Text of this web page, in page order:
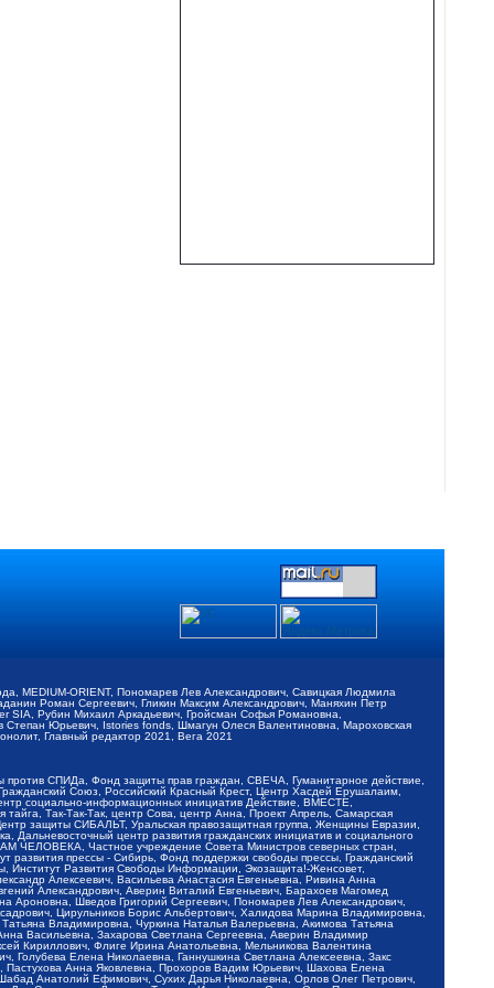
MEDIUM-ORIENT, Пономарев Лев Александрович, Савицкая Людмила
Роман Сергеевич, Гликин Максим Александрович, Маняхин Петр
Рубин Михаил Аркадьевич, Гройсман Софья Романовна,
Юрьевич, Istories fonds, Шмагун Олеся Валентиновна, Мароховская
Главный редактор 2021, Вега 2021
СПИДа, Фонд защиты прав граждан, СВЕЧА, Гуманитарное действие,
Союз, Российский Красный Крест, Центр Хасдей Ерушалаим,
социально-информационных инициатив Действие, ВМЕСТЕ,
Так-Так-Так, центр Сова, центр Анна, Проект Апрель, Самарская
защиты СИБАЛЬТ, Уральская правозащитная группа, Женщины Евразии,
Дальневосточный центр развития гражданских инициатив и социального
ЧЕЛОВЕКА, Частное учреждение Совета Министров северных стран,
прессы - Сибирь, Фонд поддержки свободы прессы, Гражданский
Институт Развития Свободы Информации, Экозащита!-Женсовет,
Алексеевич, Васильева Анастасия Евгеньевна, Ривина Анна
Александрович, Аверин Виталий Евгеньевич, Барахоев Магомед
Шведов Григорий Сергеевич, Пономарев Лев Александрович,
Цирульников Борис Альбертович, Халидова Марина Владимировна,
Владимировна, Чуркина Наталья Валерьевна, Акимова Татьяна
Васильевна, Захарова Светлана Сергеевна, Аверин Владимир
Кириллович, Флиге Ирина Анатольевна, Мельникова Валентина
Елена Николаевна, Ганнушкина Светлана Алексеевна, Закс
Анна Яковлевна, Прохоров Вадим Юрьевич, Шахова Елена
Анатолий Ефимович, Сухих Дарья Николаевна, Орлов Олег Петрович,